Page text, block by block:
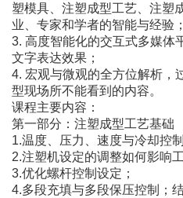
塑模具、注塑成型工艺、注塑
业、专家和学者的智能与经验；
3. 高度智能化的交互式多媒体
文字表达效果；
4. 宏观与微观的全方位解析，
型现场所不能看到的内容。
课程主要内容：
第一部分：注塑成型工艺基础
1.温度、压力、速度与冷却控
2.注塑机设定的调整如何影响
3.优化螺杆控制设定；
4.多段充填与多段保压控制；